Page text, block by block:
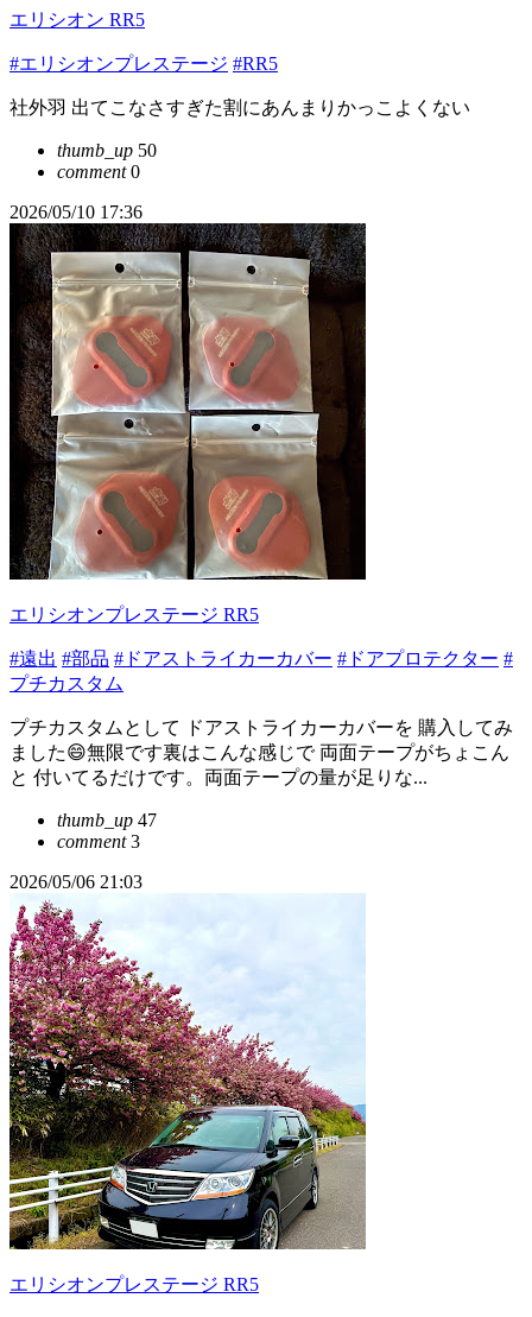
エリシオン RR5
#エリシオンプレステージ #RR5
社外羽 出てこなさすぎた割にあんまりかっこよくない
thumb_up 50
comment0
2026/05/10 17:36
エリシオンプレステージ RR5
#遠出 #部品 #ドアストライカーカバー #ドアプロテクター #
プチカスタム
プチカスタムとして ドアストライカーカバーを 購入してみ
ました😄無限です裏はこんな感じで 両面テープがちょこん
と 付いてるだけです。両面テープの量が足りな...
thumb_up 47
comment3
2026/05/06 21:03
エリシオンプレステージ RR5